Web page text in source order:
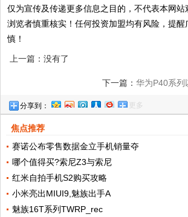
仅为宣传及传递更多信息之目的，不代表本网
浏览者慎重核实！任何投资加盟均有风险，提
慎！
上一篇：没有了
下一篇： 华为P40系列
分享到： 更多
焦点推荐
赛诺公布零售数据金立手机销量夺
哪个值得买?索尼Z3与索尼
红米自拍手机S2购买攻略
小米亮出MIUI9,魅族出手A
魅族16T系列TWRP_rec